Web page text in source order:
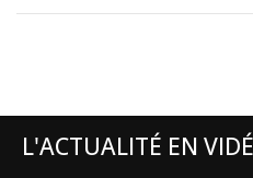
L'ACTUALITÉ EN